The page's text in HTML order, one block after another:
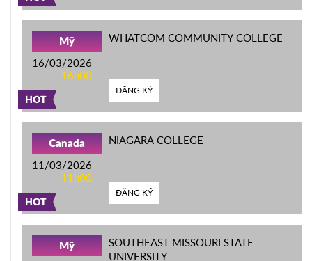
HOT
Mỹ
16/03/2026
16h00
WHATCOM COMMUNITY COLLEGE
ĐĂNG KÝ
HOT
Canada
11/03/2026
11h00
NIAGARA COLLEGE
ĐĂNG KÝ
Mỹ
SOUTHEAST MISSOURI STATE
UNIVERSITY